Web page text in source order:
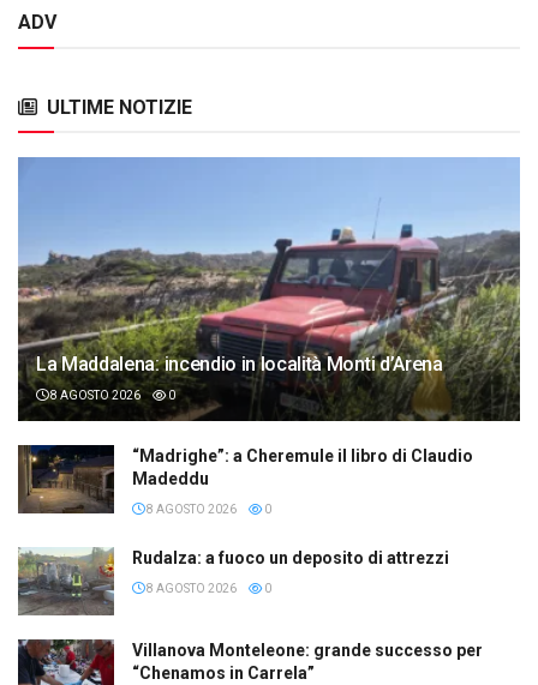
ADV
ULTIME NOTIZIE
La Maddalena: incendio in località Monti d’Arena
8 AGOSTO 2026 0
“Madrighe”: a Cheremule il libro di Claudio
Madeddu
8 AGOSTO 2026 0
Rudalza: a fuoco un deposito di attrezzi
8 AGOSTO 2026 0
Villanova Monteleone: grande successo per
“Chenamos in Carrela”